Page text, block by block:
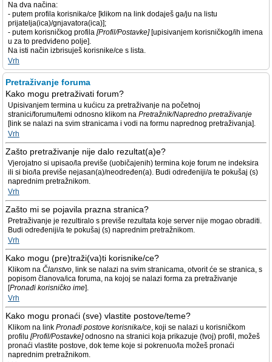
Na dva načina:
- putem profila korisnika/ce [klikom na link dodaješ ga/ju na listu
prijatelja(ica)/gnjavatora(ica)];
- putem korisničkog profila [Profil/Postavke][upisivanjem korisničkog/ih imena
u za to predviđeno polje].
Na isti način izbrisuješ korisnike/ce s lista.
Vrh
Pretraživanje foruma
Kako mogu pretraživati forum?
Upisivanjem termina u kućicu za pretraživanje na početnoj
stranici/forumu/temi odnosno klikom na Pretražnik/Napredno pretraživanje
[link se nalazi na svim stranicama i vodi na formu naprednog pretraživanja].
Vrh
Zašto pretraživanje nije dalo rezultat(a)e?
Vjerojatno si upisao/la previše (uobičajenih) termina koje forum ne indeksira
ili si bio/la previše nejasan(a)/neodređen(a). Budi određeniji/a te pokušaj (s)
naprednim pretražnikom.
Vrh
Zašto mi se pojavila prazna stranica?
Pretraživanje je rezultiralo s previše rezultata koje server nije mogao obraditi.
Budi određeniji/a te pokušaj (s) naprednim pretražnikom.
Vrh
Kako mogu (pre)traži(va)ti korisnike/ce?
Klikom na Članstvo, link se nalazi na svim stranicama, otvorit će se stranica, s
popisom članova/ica foruma, na kojoj se nalazi forma za pretraživanje
[Pronađi korisničko ime].
Vrh
Kako mogu pronaći (sve) vlastite postove/teme?
Klikom na link Pronađi postove korisnika/ce, koji se nalazi u korisničkom
profilu [Profil/Postavke]odnosno na stranici koja prikazuje (tvoj) profil, možeš
pronaći vlastite postove, dok teme koje si pokrenuo/la možeš pronaći
naprednim pretražnikom.